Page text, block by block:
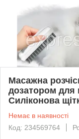
Масажна
дозатором для
Силіконова
Немає в наявності
Код: 234569764